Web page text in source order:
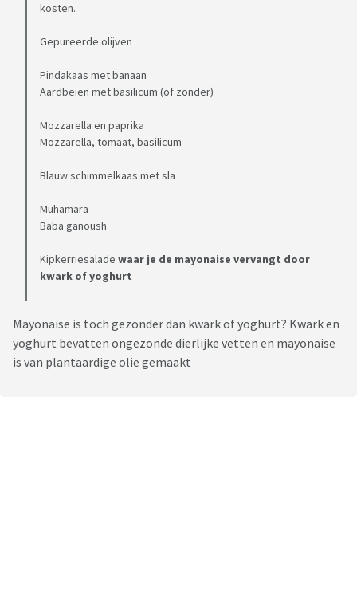
kosten.
Gepureerde olijven
Pindakaas met banaan
Aardbeien met basilicum (of zonder)
Mozzarella en paprika
Mozzarella, tomaat, basilicum
Blauw schimmelkaas met sla
Muhamara
Baba ganoush
Kipkerriesalade waar je de mayonaise vervangt door
kwark of yoghurt
Mayonaise is toch gezonder dan kwark of yoghurt? Kwark en
yoghurt bevatten ongezonde dierlijke vetten en mayonaise
is van plantaardige olie gemaakt